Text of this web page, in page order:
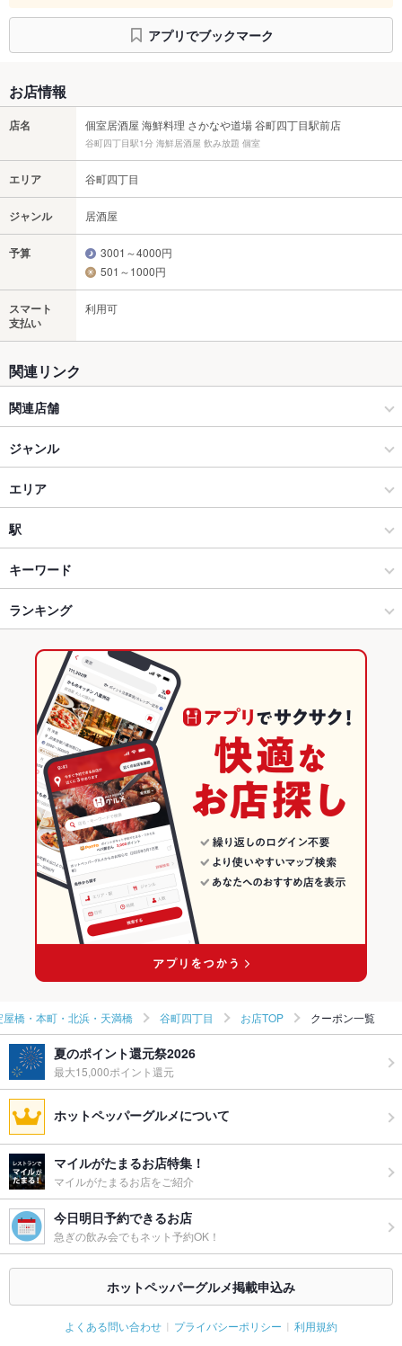
アプリでブックマーク
お店情報
店名 個室居酒屋 海鮮料理 さかなや道場 谷町四丁目駅前店
谷町四丁目駅1分 海鮮居酒屋 飲み放題 個室
エリア 谷町四丁目
ジャンル 居酒屋
予算
3001～4000円
501～1000円
スマート
支払い
利用可
関連リンク
関連店舗
さかなや道場
海鮮居酒屋 さかなや道場 東札幌駅前南郷通り店
個室完備 海鮮居酒屋 さかなや道場 北24条店
三代目網元 さかなや道場 古川大通り店
まぐろ海鮮刺身居酒屋 さかなや道場弘前店
三代目網元 さかなや道場 六丁の目店
個室居酒屋 海鮮料理 さかなや道場 新潟駅前１号店
寿しと居酒屋 さかなや道場 蓮田西口店
さかなや道場 守谷南口店
個室居酒屋 海鮮料理 さかなや道場 研究学園店
個室居酒屋 海鮮料理 さかなや道場 柏たなか駅前店
その他の関連店舗
ジャンル
居酒屋
海鮮
淀屋橋・本町・北浜・天満橋 × 居酒屋
淀屋橋・本町・北浜・天満橋 × 海鮮
谷町四丁目駅 × 居酒屋
谷町四丁目駅 × 海鮮
和食全般
淀屋橋・本町・北浜・天満橋 × 和食
淀屋橋・本町・北浜・天満橋 × 和食全般
谷町四丁目駅 × 和食
谷町四丁目駅 × 和食全般
エリア
谷町四丁目
谷町四丁目 × 居酒屋
谷町四丁目 × 海鮮
谷町四丁目 × 和食
谷町四丁目 × 和食全般
大阪 × 居酒屋
大阪 × 海鮮
大阪 × 和食
大阪 × 和食全般
駅
谷町四丁目駅
谷町六丁目駅
天満橋駅
キーワード
手羽先 からあげ
ウインナー しゃぶしゃぶ そば
ステーキ 餃子 チャーハン
ランキング
大阪のグルメランキング
大阪の居酒屋ランキング
大阪の海鮮ランキング
淀屋橋・本町・北浜・天満橋のグルメランキング
淀屋橋・本町・北浜・天満橋の居酒屋ランキング
淀屋橋・本町・北浜・天満橋の海鮮ランキング
谷町四丁目のグルメランキング
谷町四丁目の居酒屋ランキング
谷町四丁目の海鮮ランキング
屋橋・本町・北浜・天満橋 谷町四丁目 お店TOP クーポン一覧
夏のポイント還元祭2026
最大15,000ポイント還元
ホットペッパーグルメについて
マイルがたまるお店特集！
マイルがたまるお店をご紹介
今日明日予約できるお店
急ぎの飲み会でもネット予約OK！
ホットペッパーグルメ掲載申込み
よくある問い合わせ プライバシーポリシー 利用規約